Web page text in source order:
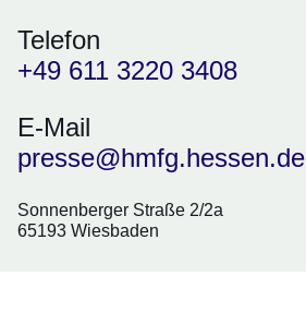
Telefon
+49 611 3220 3408
E-Mail
presse@hmfg.hessen.de
Sonnenberger Straße 2/2a
65193 Wiesbaden